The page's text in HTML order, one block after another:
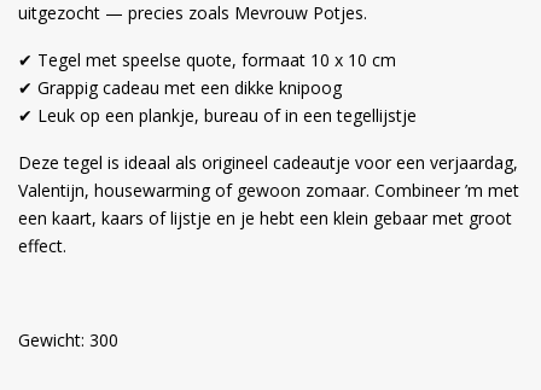
uitgezocht — precies zoals Mevrouw Potjes.
✔ Tegel met speelse quote, formaat 10 x 10 cm
✔ Grappig cadeau met een dikke knipoog
✔ Leuk op een plankje, bureau of in een tegellijstje
Deze tegel is ideaal als origineel cadeautje voor een verjaardag,
Valentijn, housewarming of gewoon zomaar. Combineer ’m met
een kaart, kaars of lijstje en je hebt een klein gebaar met groot
effect.
Gewicht: 300
Volg ons op social media